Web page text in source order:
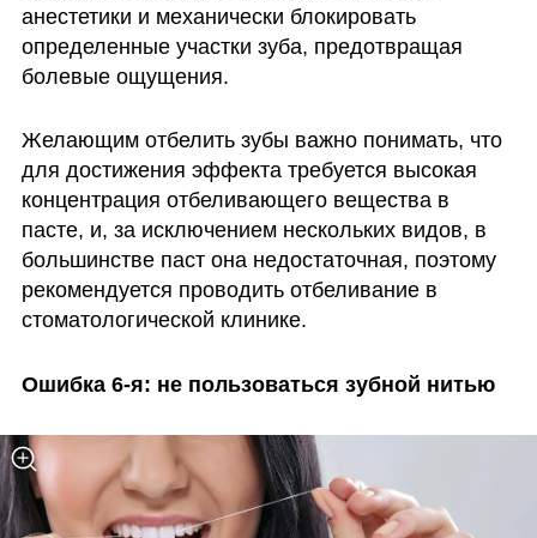
анестетики и механически блокировать
определенные участки зуба, предотвращая
болевые ощущения.
Желающим отбелить зубы важно понимать, что
для достижения эффекта требуется высокая
концентрация отбеливающего вещества в
пасте, и, за исключением нескольких видов, в
большинстве паст она недостаточная, поэтому
рекомендуется проводить отбеливание в
стоматологической клинике.
Ошибка 6-я: не пользоваться зубной нитью